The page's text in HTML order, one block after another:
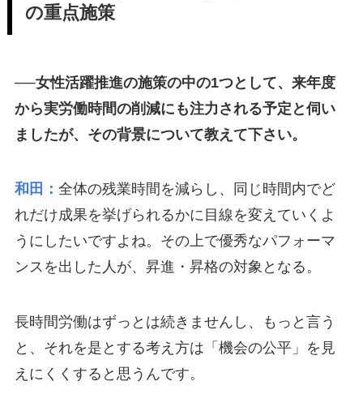
の重点施策
──女性活躍推進の施策の中の1つとして、来年度
から実労働時間の削減にも注力される予定と伺い
ましたが、その背景について教えて下さい。
和田： 全体の残業時間を減らし、同じ時間内でど
れだけ成果を挙げられるかに目線を変えていくよ
うにしたいですよね。その上で優秀なパフォーマ
ンスを出した人が、昇進・昇格の対象となる。
長時間労働はずっとは続きませんし、もっと言う
と、それを是とする考え方は「機会の公平」を見
えにくくすると思うんです。